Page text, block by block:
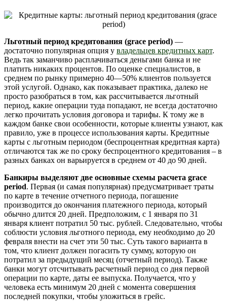
Льготный период кредитования (grace period) —
достаточно популярная опция у владельцев кредитных карт.
Ведь так заманчиво расплачиваться деньгами банка и не
платить никаких процентов. По оценке специалистов, в
среднем по рынку примерно 40—50% клиентов пользуется
этой услугой. Однако, как показывает практика, далеко не
просто разобраться в том, как рассчитывается льготный
период, какие операции туда попадают, не всегда достаточно
легко прочитать условия договора и тарифы. К тому же в
каждом банке свои особенности, которые клиенты узнают, как
правило, уже в процессе использования карты. Кредитные
карты с льготным периодом (беспроцентная кредитная карта)
отличаются так же по сроку беспроцентного кредитования – в
разных банках он варьируется в среднем от 40 до 90 дней.
Банкиры выделяют две основные схемы расчета grace
period. Первая (и самая популярная) предусматривает траты
по карте в течение отчетного периода, погашение
производится до окончания платежного периода, который
обычно длится 20 дней. Предположим, с 1 января по 31
января клиент потратил 50 тыс. рублей. Следовательно, чтобы
соблюсти условия льготного периода, ему необходимо до 20
февраля внести на счет эти 50 тыс. Суть такого варианта в
том, что клиент должен погасить ту сумму, которую он
потратил за предыдущий месяц (отчетный период). Также
банки могут отсчитывать расчетный период со дня первой
операции по карте, даты ее выпуска. Получается, что у
человека есть минимум 20 дней с момента совершения
последней покупки, чтобы уложиться в грейс.